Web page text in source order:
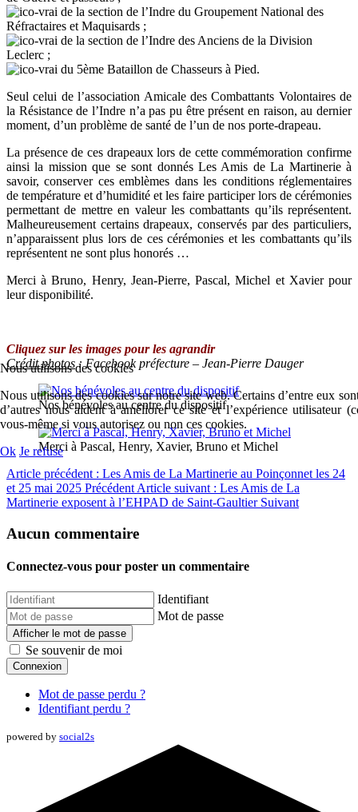
de la section de l’Indre du Groupement National des
Réfractaires et Maquisards ;
de la section de l’Indre des Anciens de la Division
Leclerc ;
du 5ème Bataillon de Chasseurs à Pied.
Seul celui de l’association Amicale des Combattants Volontaires de
la Résistance de l’Indre n’a pas pu être présent en raison, au dernier
moment, d’un problème de santé de l’un de nos porte-drapeau.
La présence de ces drapeaux lors de cette commémoration confirme
ainsi la mission que se sont donnés Les Amis de La Martinerie à
savoir, conserver ces emblèmes dans les conditions réglementaires
de température et d’humidité et les faire participer lors de cérémonies
permettant de mettre en valeur les combattants qu’ils représentent.
Malheureusement certains drapeaux, conservés par des particuliers,
n’apparaissent plus lors de ces cérémonies et les combattants qu’ils
représentent ne sont plus honorés …
Merci à Bruno, Henry, Jean-Pierre, Pascal, Michel et Xavier pour
leur disponibilité.
Cliquez sur les images pour les agrandir
Crédit photos: Facebook préfecture – Jean-Pierre Dauger
Nos bénévoles au centre du dispositif
Merci à Pascal, Henry, Xavier, Bruno et Michel
Article précédent : Les Amis de La Martinerie au Poinçonnet les 24
et 25 mai 2025 Précédent Article suivant : Les Amis de La
Martinerie exposent à l’EHPAD de Saint-Gaultier Suivant
Aucun commentaire
Connectez-vous pour poster un commentaire
Identifiant
Mot de passe
Afficher le mot de passe
Se souvenir de moi
Connexion
Mot de passe perdu ?
Identifiant perdu ?
powered by social2s
Nous utilisons des cookies
Nous utilisons des cookies sur notre site web. Certains d’entre eux
d’autres nous aident à améliorer ce site et l’expérience utilisateur
vous-même si vous autorisez ou non ces cookies.
Ok Je refuse